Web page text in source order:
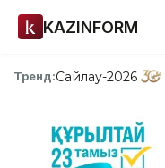
KAZINFORM
Тренд:Сайлау-2026